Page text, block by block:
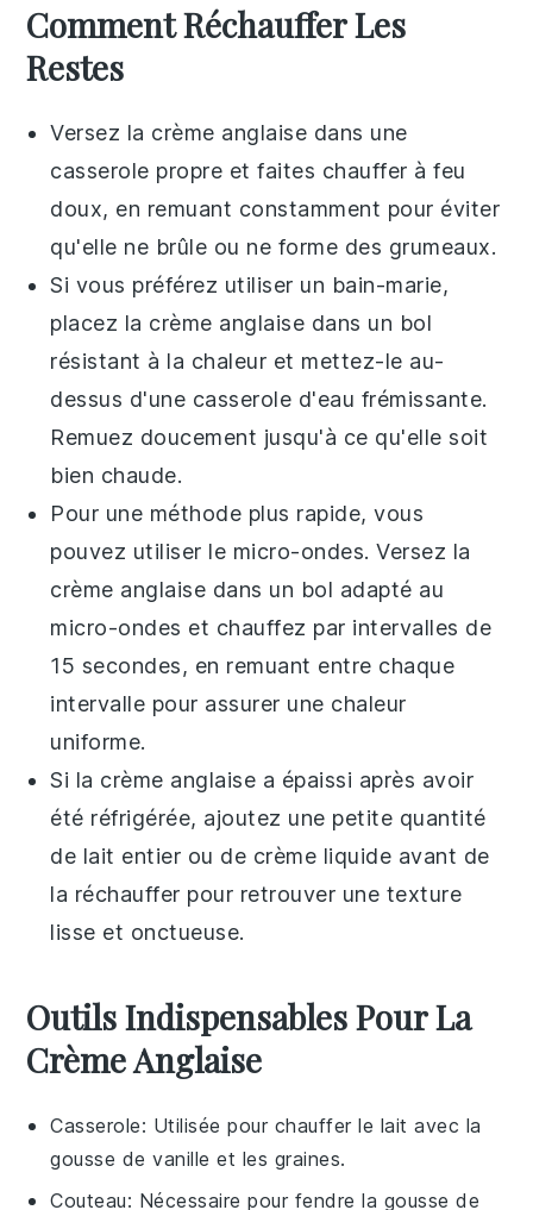
Comment Réchauffer Les
Restes
Versez la crème anglaise dans une
casserole propre et faites chauffer à feu
doux, en remuant constamment pour éviter
qu'elle ne brûle ou ne forme des grumeaux.
Si vous préférez utiliser un bain-marie,
placez la crème anglaise dans un bol
résistant à la chaleur et mettez-le au-
dessus d'une casserole d'eau frémissante.
Remuez doucement jusqu'à ce qu'elle soit
bien chaude.
Pour une méthode plus rapide, vous
pouvez utiliser le micro-ondes. Versez la
crème anglaise dans un bol adapté au
micro-ondes et chauffez par intervalles de
15 secondes, en remuant entre chaque
intervalle pour assurer une chaleur
uniforme.
Si la crème anglaise a épaissi après avoir
été réfrigérée, ajoutez une petite quantité
de lait entier ou de crème liquide avant de
la réchauffer pour retrouver une texture
lisse et onctueuse.
Outils Indispensables Pour La
Crème Anglaise
Casserole: Utilisée pour chauffer le lait avec la
gousse de vanille et les graines.
Couteau: Nécessaire pour fendre la gousse de